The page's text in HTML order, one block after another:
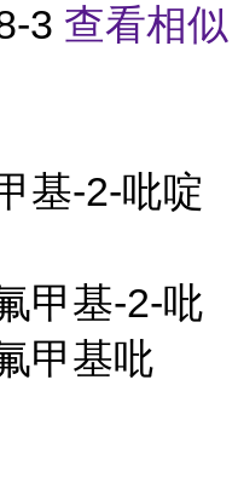
3 查看相似
基-2-吡啶
甲基-2-吡
甲基吡